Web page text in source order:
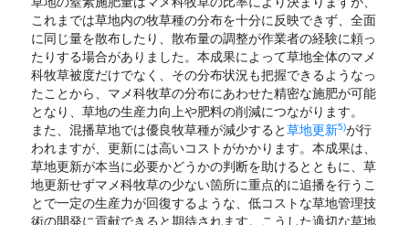
これまでは草地内の牧草種の分布を十分に反映できず、全面
に同じ量を散布したり、散布量の調整が作業者の経験に頼っ
たりする場合がありました。本成果によって草地全体のマメ
科牧草被度だけでなく、その分布状況も把握できるようなっ
たことから、マメ科牧草の分布にあわせた精密な施肥が可能
となり、草地の生産力向上や肥料の削減につながります。
また、混播草地では優良牧草種が減少すると草地更新5)が行
われますが、更新には高いコストがかかります。本成果は、
草地更新が本当に必要かどうかの判断を助けるとともに、草
地更新せずマメ科牧草の少ない箇所に重点的に追播を行うこ
とで一定の生産力が回復するような、低コストな草地管理技
術の開発に貢献できると期待されます。こうした適切な草地